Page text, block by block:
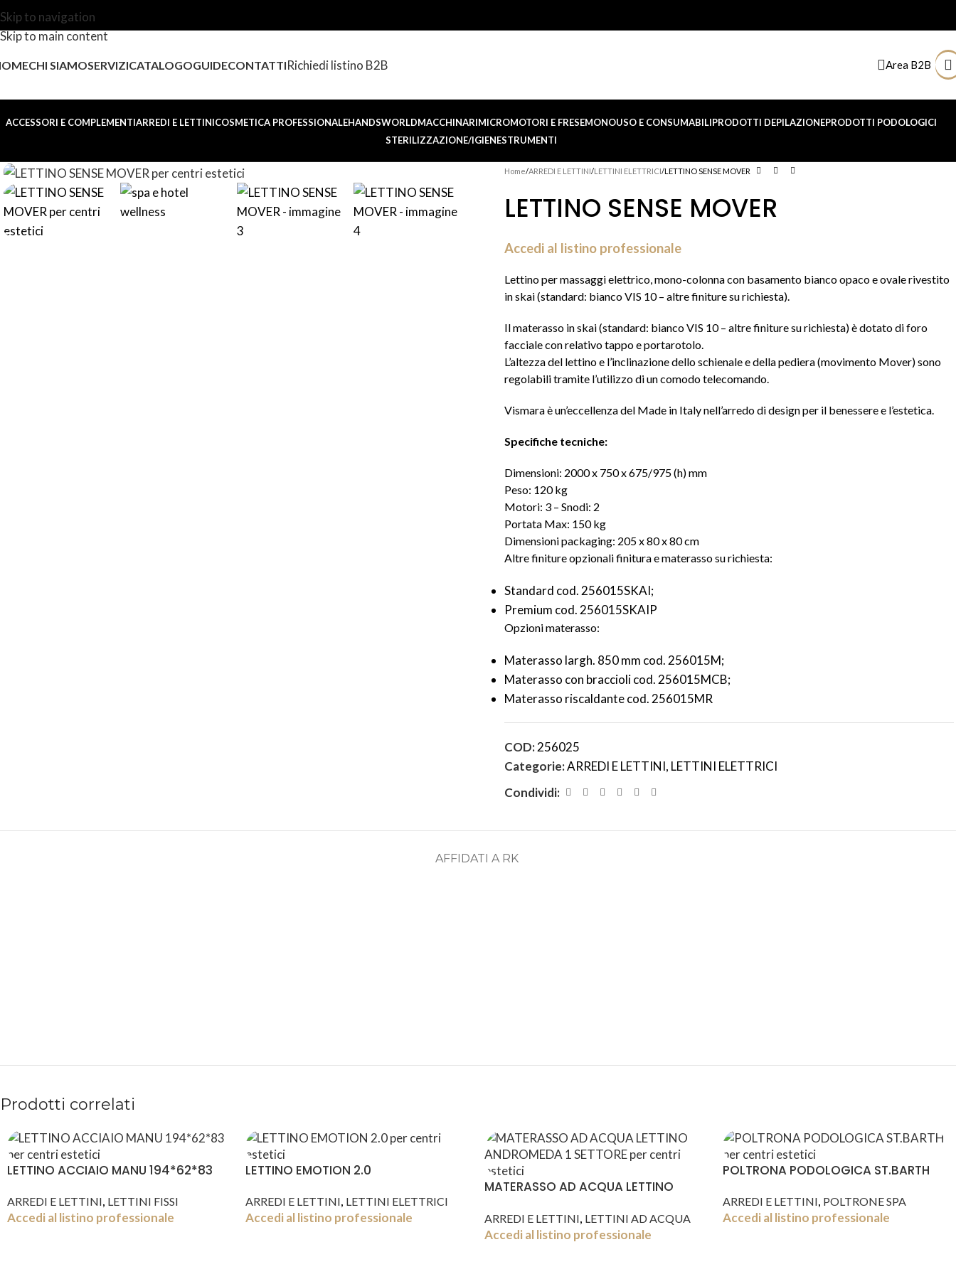
Skip to navigation
Skip to main content
CHI SIAMOSERVIZICATALOGOGUIDECONTATTIRichiedi listino B2B Area B2B
ACCESSORI E COMPLEMENTIARREDI E LETTINICOSMETICA PROFESSIONALEHANDSWORLDMACCHINARIMICROMOTORI E FRESEMONOUSO E CONSUMABILIPRODOTTI DEPILAZIONEPRODOTTI PODOLOGICI
STERILIZZAZIONE/IGIENESTRUMENTI
Home ARREDI E LETTINI LETTINI ELETTRICI LETTINO SENSE MOVER
LETTINO SENSE MOVER
Accedi al listino professionale
Lettino per massaggi elettrico, mono-colonna con basamento bianco opaco e ovale rivestito
in skai (standard: bianco VIS 10 – altre finiture su richiesta).
Il materasso in skai (standard: bianco VIS 10 – altre finiture su richiesta) è dotato di foro
facciale con relativo tappo e portarotolo.
L’altezza del lettino e l’inclinazione dello schienale e della pediera (movimento Mover) sono
regolabili tramite l’utilizzo di un comodo telecomando.
Vismara è un’eccellenza del Made in Italy nell’arredo di design per il benessere e l’estetica.
Specifiche tecniche:
Dimensioni: 2000 x 750 x 675/975 (h) mm
Peso: 120 kg
Motori: 3 – Snodi: 2
Portata Max: 150 kg
Dimensioni packaging: 205 x 80 x 80 cm
Altre finiture opzionali finitura e materasso su richiesta:
Standard cod. 256015SKAI;
Premium cod. 256015SKAIP
Opzioni materasso:
Materasso largh. 850 mm cod. 256015M;
Materasso con braccioli cod. 256015MCB;
Materasso riscaldante cod. 256015MR
COD:256025
Categorie:ARREDI E LETTINI, LETTINI ELETTRICI
Condividi:
AFFIDATI A RK
Prodotti correlati
LETTINO ACCIAIO MANU 194*62*83
ARREDI E LETTINI, LETTINI FISSI
Accedi al listino professionale
LETTINO EMOTION 2.0
ARREDI E LETTINI, LETTINI ELETTRICI
Accedi al listino professionale
MATERASSO AD ACQUA LETTINO
ARREDI E LETTINI, LETTINI AD ACQUA
Accedi al listino professionale
POLTRONA PODOLOGICA ST.BARTH
ARREDI E LETTINI, POLTRONE SPA
Accedi al listino professionale